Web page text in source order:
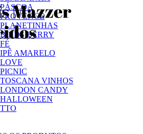
BERRY
AMARELO
VINHOS
CANDY